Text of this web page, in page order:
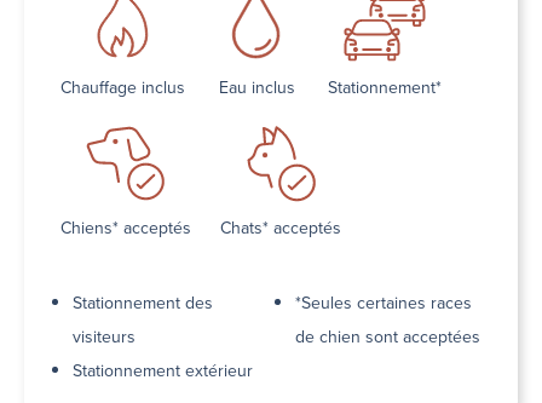
Chauffage inclus Eau inclus Stationnement*
Chiens* acceptés Chats* acceptés
Stationnement des
visiteurs
Stationnement extérieur
*Seules certaines races
de chien sont acceptées